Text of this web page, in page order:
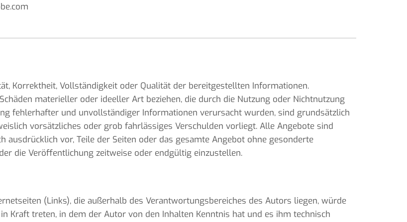
Korrektheit, Vollständigkeit oder Qualität der bereitgestellten Informationen.
materieller oder ideeller Art beziehen, die durch die Nutzung oder Nichtnutzung
fehlerhafter und unvollständiger Informationen verursacht wurden, sind grundsätzlich
vorsätzliches oder grob fahrlässiges Verschulden vorliegt. Alle Angebote sind
vor, Teile der Seiten oder das gesamte Angebot ohne gesonderte
die Veröffentlichung zeitweise oder endgültig einzustellen.
(Links), die außerhalb des Verantwortungsbereiches des Autors liegen, würde
Kraft treten, in dem der Autor von den Inhalten Kenntnis hat und es ihm technisch